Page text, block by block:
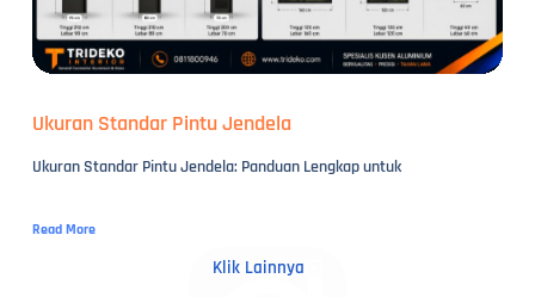
Ukuran Standar Pintu Jendela
Ukuran Standar Pintu Jendela: Panduan Lengkap untuk
Read More
Klik Lainnya